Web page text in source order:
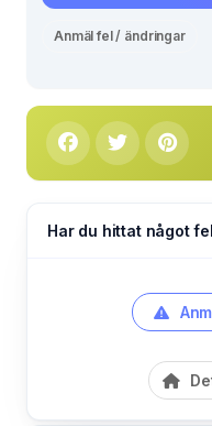
Anmäl fel / ändringar
Har du hittat något